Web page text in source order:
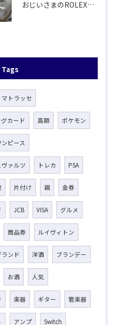
おじいさまのROLEX驚愕査定！
Tags
マトラッセ
カード 高額 ポケモン
ンピース
ァルツ トレカ PSA
片付け 親 金券
JCB VISA グルメ
商品券 ルイヴィトン
ランド 洋酒 ブランデー
お酒 人気
楽器 ギター 管楽器
アンプ Switch